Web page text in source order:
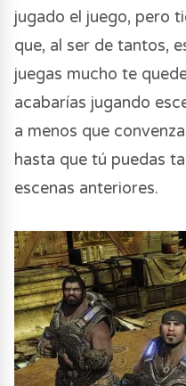
jugado el juego, pero
que, al ser de tantos,
juegas mucho te
acabarías jugando
a menos que
hasta que tú puedas
escenas anteriores.